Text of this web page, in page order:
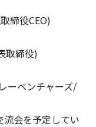
締役CEO)
取締役)
ーベンチャーズ/
会を予定してい